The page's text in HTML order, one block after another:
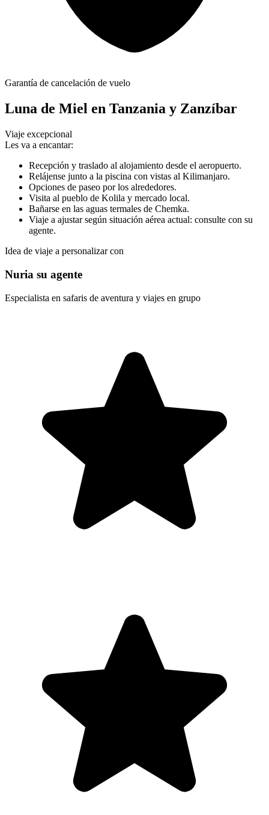
Garantía de cancelación de vuelo
Luna de Miel en Tanzania y Zanzíbar
Viaje excepcional
Les va a encantar:
Recepción y traslado al alojamiento desde el aeropuerto.
Relájense junto a la piscina con vistas al Kilimanjaro.
Opciones de paseo por los alrededores.
Visita al pueblo de Kolila y mercado local.
Bañarse en las aguas termales de Chemka.
Viaje a ajustar según situación aérea actual: consulte con su
agente.
Idea de viaje a personalizar con
Nuria su agente
Especialista en safaris de aventura y viajes en grupo